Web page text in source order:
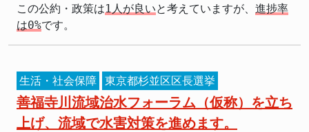
この公約・政策は1人が良いと考えていますが、 進捗率
は0%です。
生活・社会保障 東京都杉並区区長選挙
善福寺川流域治水フォーラム（仮称）を立ち
上げ、流域で水害対策を進めます。